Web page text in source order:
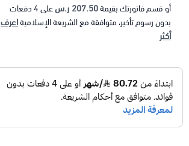
أو قسم فاتورتك بقيمة207.50 ر.س على4دفعات
بدون رسوم تأخير، متوافقة مع الشريعة الإسلاميةاعرف
أكثر